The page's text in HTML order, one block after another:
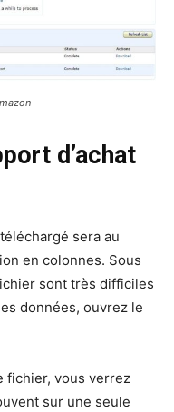
d’achat
sera au
en colonnes. Sous
sont très difficiles
données, ouvrez le
fichier, vous verrez
sur une seule